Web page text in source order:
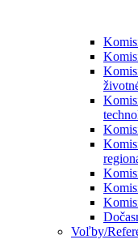
Voľby/